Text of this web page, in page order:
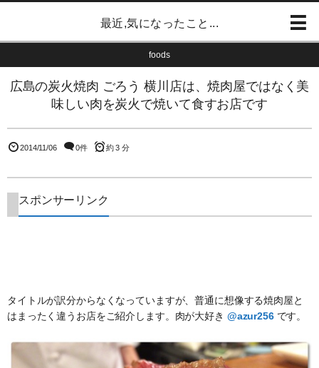
最近,気になったこと...
foods
広島の炭火焼肉 ごろう 横川店は、焼肉屋ではなく美
味しい肉を炭火で焼いて食すお店です
2014/11/06 0件 約 3 分
スポンサーリンク
タイトルが訳分からなくなっていますが、普通に想像する焼肉屋と
はまったく違うお店をご紹介します。肉が大好き @azur256です。